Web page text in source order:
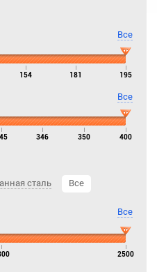
Все
154 181 195
Все
346 350 400
сталь Все
Все
2500